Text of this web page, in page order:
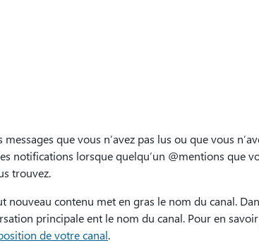
que vous n’avez pas lus ou que vous
notifications lorsque quelqu’un @mentions que
trouvez.
nouveau contenu met en gras le nom du canal.
principale ent le nom du canal. Pour en
de votre canal.